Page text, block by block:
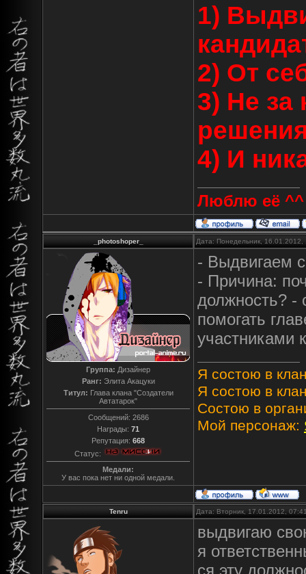
1)
2) От
3) Не за
4) И
Люблю её ^^
_photoshoper_ Дата: Понедельник,
Группа: Дизайнер
Ранг: Элита Акацуки
Титул: Глава клана "Создатели
Автатарок"
Сообщений: 2686
Награды: 71
Репутация: 668
Статус:
Медали:
У вас пока нет ни одной медали.
- Выдвигаем
- Причина:
должность? -
помогать
участниками
Я состою в
Я состою в
Состою в
Мой персонаж:
Tenru Дата: Вторник, 17.01.2012,
выдвигаю
я
ся эту